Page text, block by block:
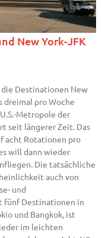
New York-JFK
Destinationen New
dreimal pro Woche
Metropole der
seit längerer Zeit. Das
acht Rotationen pro
will dann wieder
Die tatsächliche
auch von
und
fünf Destinationen in
und Bangkok, ist
im leichten